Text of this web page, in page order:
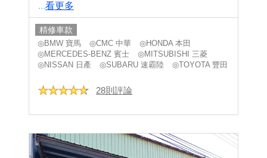
...看更多
精修車款
◎BMW 寶馬 ◎CMC 中華
◎HONDA 本田
◎MERCEDES-BENZ 賓士
◎MITSUBISHI 三菱
◎NISSAN 日產
◎SUBARU 速霸陸 ◎TOYOTA 豐田
28則評論